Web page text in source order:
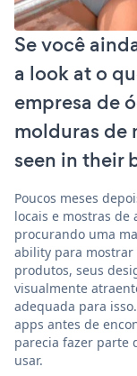
Se você
a look at o
empresa de
molduras de
seen in their
Poucos meses
locais e mostras de
procurando uma
ability para mostrar
produtos, seus
visualmente
adequada para
apps antes de
parecia fazer parte
usar.